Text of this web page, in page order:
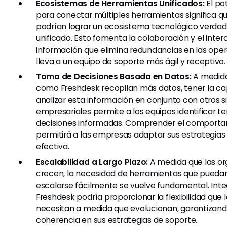
Ecosistemas de Herramientas Unificados:El
para conectar múltiples herramientas significa
podrían lograr un ecosistema tecnológico
unificado. Esto fomenta la colaboración y el
información que elimina redundancias en las
lleva a un equipo de soporte más ágil y receptivo.
Toma de Decisiones Basada en Datos:A
como Freshdesk recopilan más datos, tener la
analizar esta información en conjunto con otros
empresariales permite a los equipos identificar
decisiones informadas. Comprender el
permitirá a las empresas adaptar sus
efectiva.
Escalabilidad a Largo Plazo:A medida que las
crecen, la necesidad de herramientas que
escalarse fácilmente se vuelve fundamental.
Freshdesk podría proporcionar la flexibilidad que
necesitan a medida que evolucionan,
coherencia en sus estrategias de soporte.